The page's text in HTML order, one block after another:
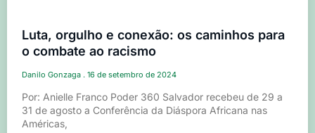
Luta, orgulho e conexão: os caminhos para
o combate ao racismo
Danilo Gonzaga 16 de setembro de 2024
Por: Anielle Franco Poder 360 Salvador recebeu de 29 a
31 de agosto a Conferência da Diáspora Africana nas
Américas,